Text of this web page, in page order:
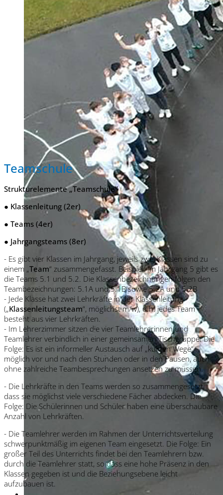
Teamschule
Strukturelemente „Teamschule“
● Klassenleitung (2er)
● Teams (4er)
● Jahrgangsteams (8er)
- Es gibt vier Klassen im Jahrgang, jeweils zwei Klassen sind zu
einem „Team“ zusammengefasst. Beispiel: Im Jahrgang 5 gibt es
die Teams 5.1 und 5.2. Die Klassenbezeichnungen folgen den
Teambezeichnungen: 5.1A und 5.1B sowie 5.2A und 5.2B
- Jede Klasse hat zwei Lehrkräfte in der Klassenleitung
(„Klassenleitungsteam“, möglichst m/w), d.h. jedes Team
besteht aus vier Lehrkräften.
- Im Lehrerzimmer sitzen die vier Teamlehrerinnen und
Teamlehrer verbindlich in einer gemeinsamen Tischgruppe. Die
Folge: Es ist ein informeller Austausch auf „kurzen Wege“
möglich vor und nach den Stunden oder in den Pausen, auch
ohne zahlreiche Teambesprechungen ansetzen zu müssen.
- Die Lehrkräfte in den Teams werden so zusammengesetzt,
dass sie möglichst viele verschiedene Fächer abdecken. Die
Folge: Die Schülerinnen und Schüler haben eine überschaubare
Anzahl von Lehrkräften.
- Die Teamlehrer werden im Rahmen der Unterrichtsverteilung
schwerpunktmäßig im eigenen Team eingesetzt. Die Folge: Ein
großer Teil des Unterrichts findet bei den Teamlehrern bzw.
durch die Teamlehrer statt, so dass eine hohe Präsenz in den
Klassen gegeben ist und die Beziehungsebene leicht
aufzubauen ist.